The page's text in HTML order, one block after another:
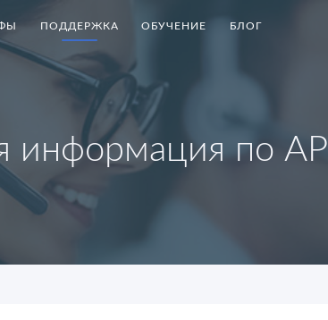
ПОДДЕРЖКА ОБУЧЕНИЕ БЛОГ
информация по API